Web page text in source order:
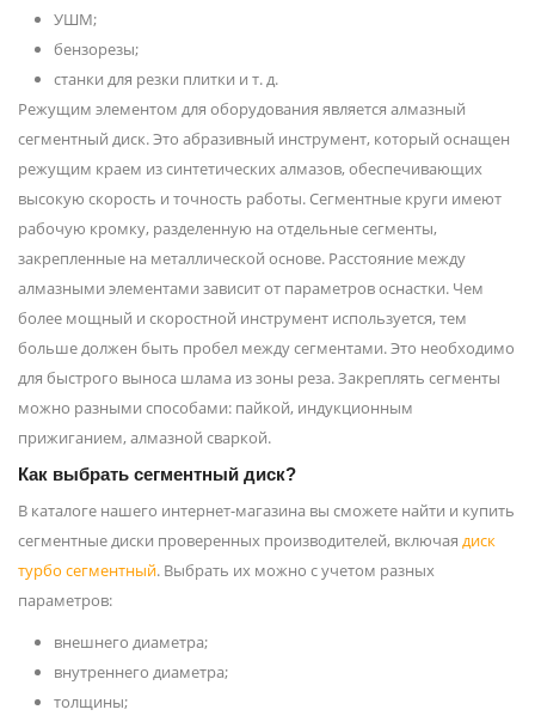
УШМ;
бензорезы;
станки для резки плитки и т. д.
Режущим элементом для оборудования является алмазный
сегментный диск. Это абразивный инструмент, который оснащен
режущим краем из синтетических алмазов, обеспечивающих
высокую скорость и точность работы. Сегментные круги имеют
рабочую кромку, разделенную на отдельные сегменты,
закрепленные на металлической основе. Расстояние между
алмазными элементами зависит от параметров оснастки. Чем
более мощный и скоростной инструмент используется, тем
больше должен быть пробел между сегментами. Это необходимо
для быстрого выноса шлама из зоны реза. Закреплять сегменты
можно разными способами: пайкой, индукционным
прижиганием, алмазной сваркой.
Как выбрать сегментный диск?
В каталоге нашего интернет-магазина вы сможете найти и купить
сегментные диски проверенных производителей, включая диск
турбо сегментный. Выбрать их можно с учетом разных
параметров:
внешнего диаметра;
внутреннего диаметра;
толщины;